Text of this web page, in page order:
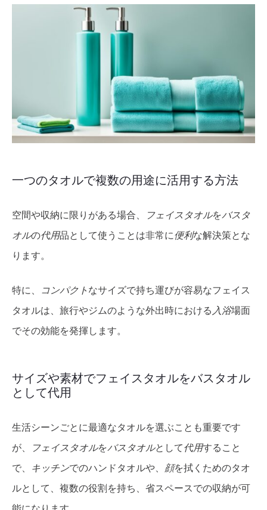
一つのタオルで複数の用途に活用する方法
空間や収納に限りがある場合、 フェイスタオルをバスタ
オルの代用品として使うことは非常に便利な解決策とな
ります。
特に、 コンパクトなサイズで持ち運びが容易なフェイス
タオルは、旅行やジムのような外出時における入浴場面
でその効能を発揮します。
サイズや素材でフェイスタオルをバスタオル
として代用
生活シーンごとに最適なタオルを選ぶことも重要です
が、
フェイスタオルをバスタオルとして代用すること
で、 キッチンでのハンドタオルや、 顔を拭くためのタオ
ルとして、複数の役割を持ち、省スペースでの収納が可